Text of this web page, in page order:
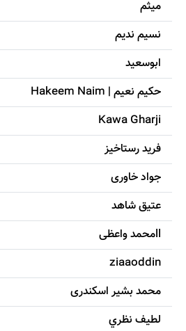
میثم
نسیم ندیم
ابوسعيد
حکيم نعيم | Hakeem Naim
Kawa Gharji
فرید رستاخیز
جواد خاوری
عتیق شاهد
llمحمد واعظی
ziaaoddin
محمد بشیر اسکندری
لطيف نظري